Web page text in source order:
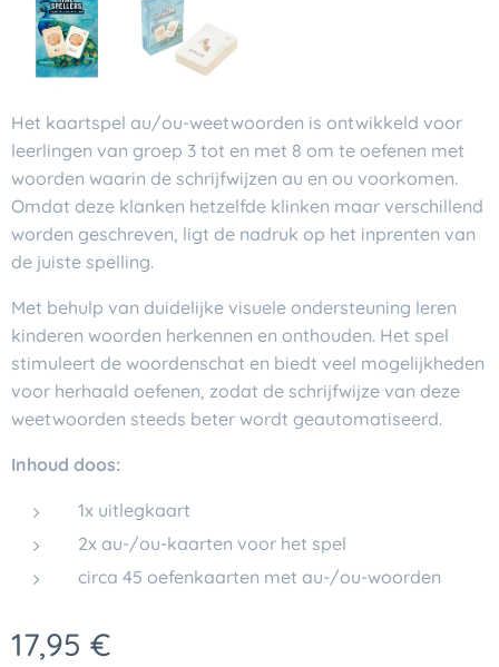
Het kaartspel au/ou-weetwoorden is ontwikkeld voor
leerlingen van groep 3 tot en met 8 om te oefenen met
woorden waarin de schrijfwijzen au en ou voorkomen.
Omdat deze klanken hetzelfde klinken maar verschillend
worden geschreven, ligt de nadruk op het inprenten van
de juiste spelling.
Met behulp van duidelijke visuele ondersteuning leren
kinderen woorden herkennen en onthouden. Het spel
stimuleert de woordenschat en biedt veel mogelijkheden
voor herhaald oefenen, zodat de schrijfwijze van deze
weetwoorden steeds beter wordt geautomatiseerd.
Inhoud doos:
1x uitlegkaart
2x au-/ou-kaarten voor het spel
circa 45 oefenkaarten met au-/ou-woorden
17,95 €